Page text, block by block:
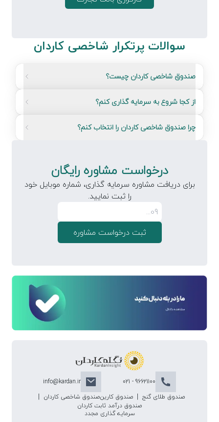
سوالات پرتکرار شاخصی کاردان
صندوق شاخصی کاردان چیست؟
از کجا شروع به سرمایه گذاری کنم؟
چرا صندوق شاخصی کاردان را انتخاب کنم؟
درخواست مشاوره رایگان
برای دریافت مشاوره سرمایه گذاری، شماره موبایل خود
را ثبت نمایید.
ثبت درخواست مشاوره
96621100 - 021
info@kardan.ir
صندوق طلای گنج | صندوق کارینصندوق شاخصی کاردان |
صندوق درآمد ثابت کاردان
سرمایه گذاری مجدد